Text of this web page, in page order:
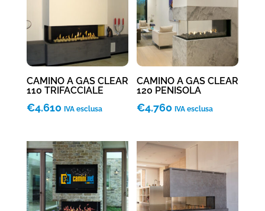
CAMINO A GAS CLEAR
110 TRIFACCIALE
€4.610 IVA esclusa
CAMINO A GAS CLEAR
120 PENISOLA
€4.760 IVA esclusa